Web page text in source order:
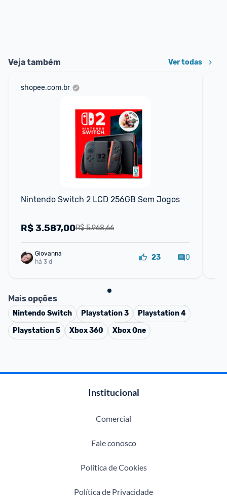
Veja também Ver todas
shopee.com.br
Nintendo Switch 2 LCD 256GB Sem Jogos
R$ 5.968,66
R$3.587,00
Giovanna
há 3 d
23 0
Mais opções
Nintendo Switch Playstation 3
Playstation 4
Playstation 5
Xbox 360 Xbox One
Institucional
Comercial
Fale conosco
Política de Cookies
Política de Privacidade